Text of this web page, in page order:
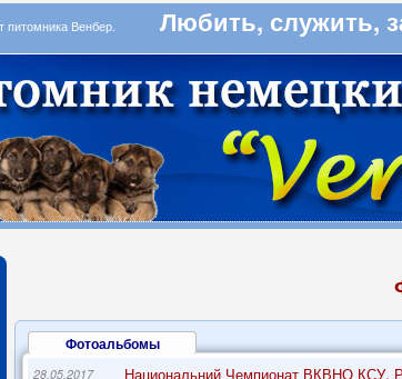
питомника Венбер. Любить, служить,
Фотоальбомы
28.05.2017 Национальний Чемпионат ВКВНО КСУ,